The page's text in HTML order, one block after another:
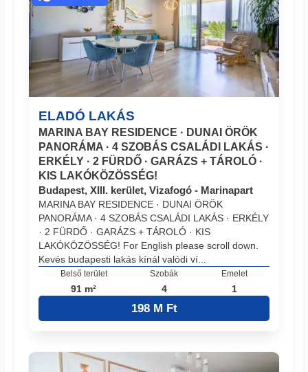
ELADÓ LAKÁS
MARINA BAY RESIDENCE · DUNAI ÖRÖK
PANORÁMA · 4 SZOBÁS CSALÁDI LAKÁS ·
ERKÉLY · 2 FÜRDŐ · GARÁZS + TÁROLÓ ·
KIS LAKÓKÖZÖSSÉG!
Budapest, XIII. kerület, Vizafogó - Marinapart
MARINA BAY RESIDENCE · DUNAI ÖRÖK
PANORÁMA · 4 SZOBÁS CSALÁDI LAKÁS · ERKÉLY
· 2 FÜRDŐ · GARÁZS + TÁROLÓ · KIS
LAKÓKÖZÖSSÉG! For English please scroll down.
Kevés budapesti lakás kínál valódi ví...
Belső terület
91 m²
Szobák
4
Emelet
1
198 M Ft